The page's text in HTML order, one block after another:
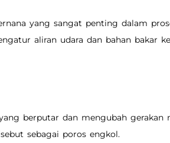
yang sangat penting dalam
aliran udara dan bahan bakar
berputar dan mengubah gerakan
sebagai poros engkol.